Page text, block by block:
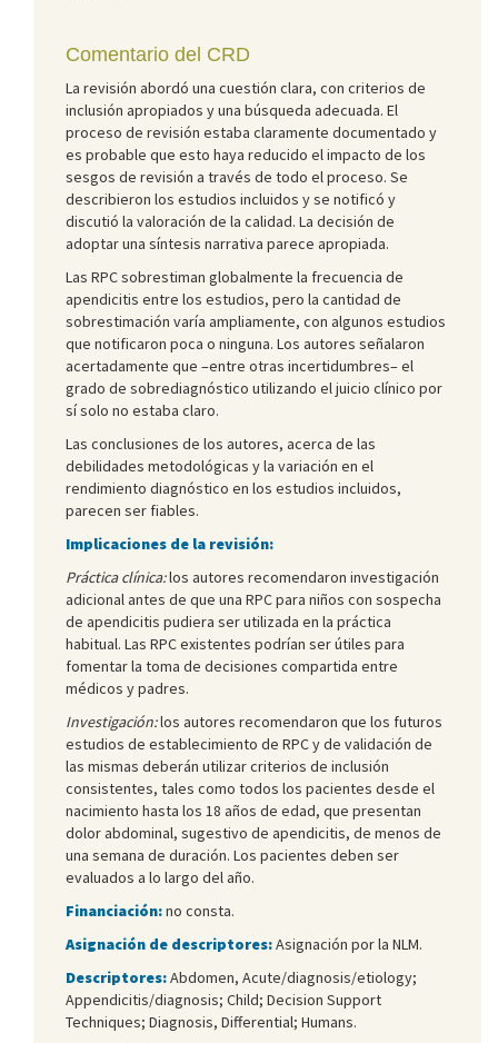
Comentario del CRD
La revisión abordó una cuestión clara, con criterios de
inclusión apropiados y una búsqueda adecuada. El
proceso de revisión estaba claramente documentado y
es probable que esto haya reducido el impacto de los
sesgos de revisión a través de todo el proceso. Se
describieron los estudios incluidos y se notificó y
discutió la valoración de la calidad. La decisión de
adoptar una síntesis narrativa parece apropiada.
Las RPC sobrestiman globalmente la frecuencia de
apendicitis entre los estudios, pero la cantidad de
sobrestimación varía ampliamente, con algunos estudios
que notificaron poca o ninguna. Los autores señalaron
acertadamente que –entre otras incertidumbres– el
grado de sobrediagnóstico utilizando el juicio clínico por
sí solo no estaba claro.
Las conclusiones de los autores, acerca de las
debilidades metodológicas y la variación en el
rendimiento diagnóstico en los estudios incluidos,
parecen ser fiables.
Implicaciones de la revisión:
Práctica clínica:los autores recomendaron investigación
adicional antes de que una RPC para niños con sospecha
de apendicitis pudiera ser utilizada en la práctica
habitual. Las RPC existentes podrían ser útiles para
fomentar la toma de decisiones compartida entre
médicos y padres.
Investigación:los autores recomendaron que los futuros
estudios de establecimiento de RPC y de validación de
las mismas deberán utilizar criterios de inclusión
consistentes, tales como todos los pacientes desde el
nacimiento hasta los 18 años de edad, que presentan
dolor abdominal, sugestivo de apendicitis, de menos de
una semana de duración. Los pacientes deben ser
evaluados a lo largo del año.
Financiación:no consta.
Asignación de descriptores:Asignación por la NLM.
Descriptores:Abdomen, Acute/diagnosis/etiology;
Appendicitis/diagnosis; Child; Decision Support
Techniques; Diagnosis, Differential; Humans.